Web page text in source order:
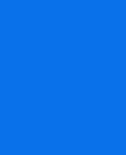
phổ biến và
nỗi mọi quy trình